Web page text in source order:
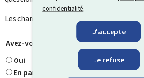
confidentialité.
J'accepte
Je refuse
Les champs marqués d’une étoile ( * ) sont
Avez-vous trouvé ce que vous cherchiez ?
Oui
En partie